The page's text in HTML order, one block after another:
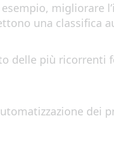
, migliorare
ono una classifica
o delle più ricorrenti
zzazione dei